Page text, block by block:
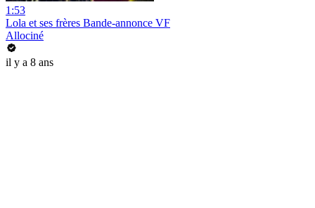
1:53
Lola et ses frères Bande-annonce VF
Allociné
il y a 8 ans